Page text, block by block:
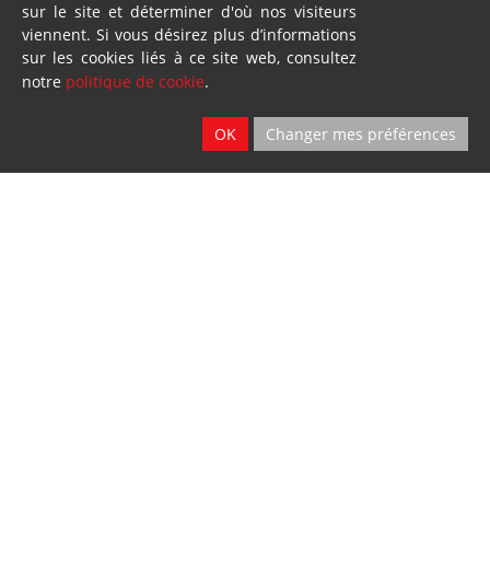
sur le site et déterminer d'où nos visiteurs
viennent. Si vous désirez plus d’informations
sur les cookies liés à ce site web, consultez
notre politique de cookie.
OK Changer mes préférences